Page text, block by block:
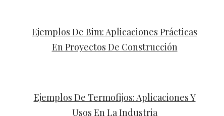
Ejemplos De Bim: Aplicaciones Prácticas
En Proyectos De Construcción
Ejemplos De Termofijos: Aplicaciones Y
Usos En La Industria